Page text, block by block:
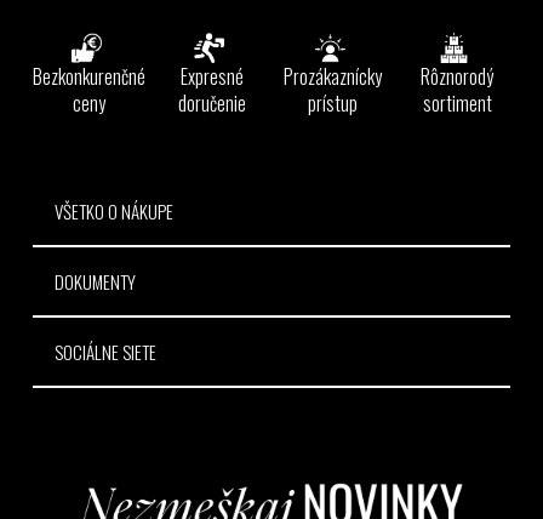
k
ý
s
Bezkonkurenčné
ceny
Expresné
doručenie
Prozákaznícky
prístup
Rôznorodý
sortiment
VŠETKO O NÁKUPE
DOKUMENTY
SOCIÁLNE SIETE